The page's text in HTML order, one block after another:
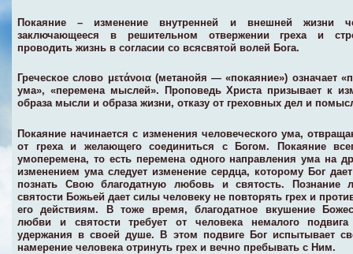
Покаяние – изменение внутренней и внешней жизни
заключающееся в решительном отвержении греха и
проводить жизнь в согласии со всясвятой волей Бога.
Греческое слово μετάνοια (метанойя — «покаяние») означает
ума», «перемена мыслей». Проповедь Христа призывает к
образа мысли и образа жизни, отказу от греховных дел и
Покаяние начинается с изменения человеческого ума,
от греха и желающего соединиться с Богом. Покаяние
умоперемена, то есть перемена одного направления ума на
изменением ума следует изменение сердца, которому Бог
познать Свою благодатную любовь и святость. Познание
святости Божьей дает силы человеку не повторять грех и
его действиям. В тоже время, благодатное вкушение
любви и святости требует от человека немалого
удержания в своей душе. В этом подвиге Бог испытывает
намерение человека отринуть грех и вечно пребывать с Ним.